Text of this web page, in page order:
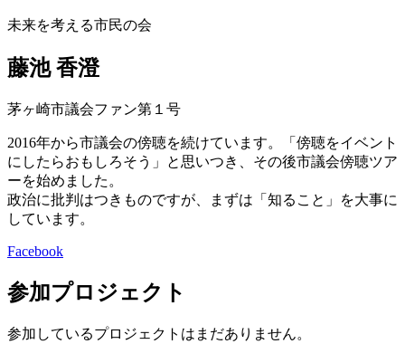
未来を考える市民の会
藤池 香澄
茅ヶ崎市議会ファン第１号
2016年から市議会の傍聴を続けています。「傍聴をイベント
にしたらおもしろそう」と思いつき、その後市議会傍聴ツア
ーを始めました。
政治に批判はつきものですが、まずは「知ること」を大事に
しています。
Facebook
参加プロジェクト
参加しているプロジェクトはまだありません。